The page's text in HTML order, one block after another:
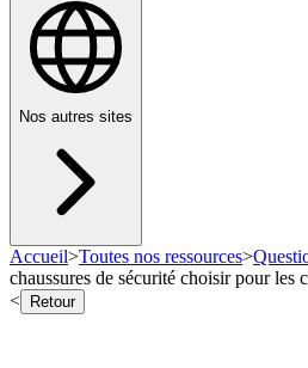
Nos autres sites
Accueil>Toutes nos ressources>
chaussures de sécurité choisir pour les
<
Retour